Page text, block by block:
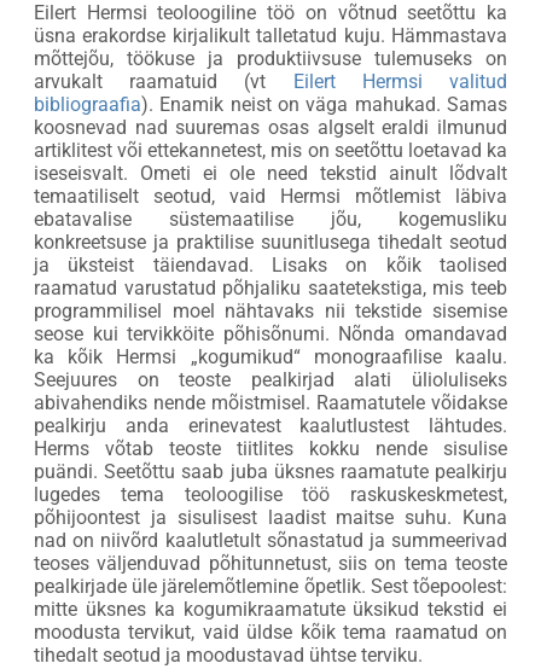
Eilert Hermsi teoloogiline töö on võtnud seetõttu ka
üsna erakordse kirjalikult talletatud kuju. Hämmastava
mõttejõu, töökuse ja produktiivsuse tulemuseks on
arvukalt raamatuid (vt Eilert Hermsi valitud
bibliograafia). Enamik neist on väga mahukad. Samas
koosnevad nad suuremas osas algselt eraldi ilmunud
artiklitest või ettekannetest, mis on seetõttu loetavad ka
iseseisvalt. Ometi ei ole need tekstid ainult lõdvalt
temaatiliselt seotud, vaid Hermsi mõtlemist läbiva
ebatavalise süstemaatilise jõu, kogemusliku
konkreetsuse ja praktilise suunitlusega tihedalt seotud
ja üksteist täiendavad. Lisaks on kõik taolised
raamatud varustatud põhjaliku saatetekstiga, mis teeb
programmilisel moel nähtavaks nii tekstide sisemise
seose kui tervikköite põhisõnumi. Nõnda omandavad
ka kõik Hermsi „kogumikud“ monograafilise kaalu.
Seejuures on teoste pealkirjad alati ülioluliseks
abivahendiks nende mõistmisel. Raamatutele võidakse
pealkirju anda erinevatest kaalutlustest lähtudes.
Herms võtab teoste tiitlites kokku nende sisulise
puändi. Seetõttu saab juba üksnes raamatute pealkirju
lugedes tema teoloogilise töö raskuskeskmetest,
põhijoontest ja sisulisest laadist maitse suhu. Kuna
nad on niivõrd kaalutletult sõnastatud ja summeerivad
teoses väljenduvad põhitunnetust, siis on tema teoste
pealkirjade üle järelemõtlemine õpetlik. Sest tõepoolest:
mitte üksnes ka kogumikraamatute üksikud tekstid ei
moodusta tervikut, vaid üldse kõik tema raamatud on
tihedalt seotud ja moodustavad ühtse terviku.